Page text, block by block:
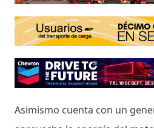
Asimismo cuenta con un